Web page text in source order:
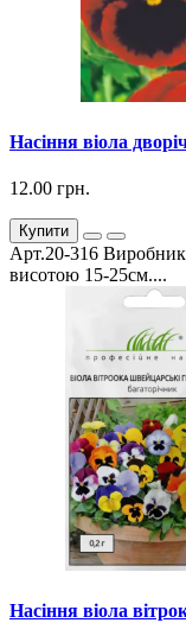
Насіння віола
12.00 грн.
Купити
Арт.20-316 Виробник
висотою 15-25см....
Насіння віола